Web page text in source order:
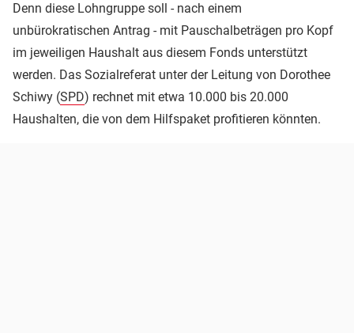
Denn diese Lohngruppe soll - nach einem
unbürokratischen Antrag - mit Pauschalbeträgen pro Kopf
im jeweiligen Haushalt aus diesem Fonds unterstützt
werden. Das Sozialreferat unter der Leitung von Dorothee
Schiwy (SPD) rechnet mit etwa 10.000 bis 20.000
Haushalten, die von dem Hilfspaket profitieren könnten.